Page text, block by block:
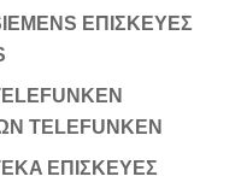
ΕΠΙΣΚΕΥΕΣ
TELEFUNKEN
ΕΠΙΣΚΕΥΕΣ